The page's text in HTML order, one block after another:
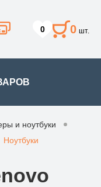
0 0 шт.
и ноутбуки
Ноутбуки